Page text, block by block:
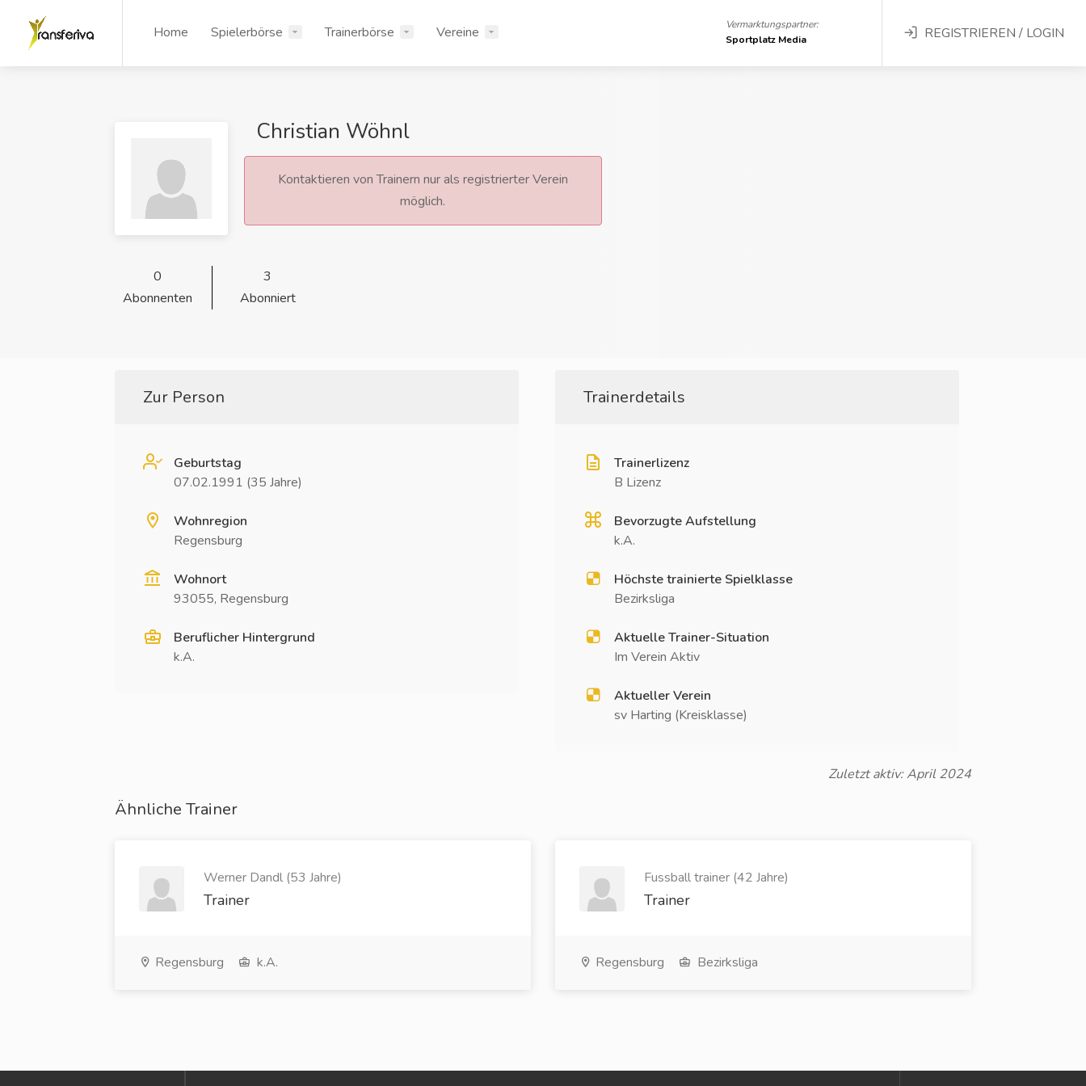
Home Spielerbörse Trainerbörse Vereine
Vermarktungspartner:
Sportplatz Media
REGISTRIEREN / LOGIN
Christian Wöhnl
Kontaktieren von Trainern nur als registrierter Verein
möglich.
0
Abonnenten
3
Abonniert
Zur Person
Geburtstag
07.02.1991 (35 Jahre)
Wohnregion
Regensburg
Wohnort
93055, Regensburg
Beruflicher Hintergrund
k.A.
Trainerdetails
Trainerlizenz
B Lizenz
Bevorzugte Aufstellung
k.A.
Höchste trainierte Spielklasse
Bezirksliga
Aktuelle Trainer-Situation
Im Verein Aktiv
Aktueller Verein
sv Harting (Kreisklasse)
Zuletzt aktiv: April 2024
Ähnliche Trainer
Werner Dandl (53 Jahre)
Trainer
Regensburg k.A.
Fussball trainer (42 Jahre)
Trainer
Regensburg Bezirksliga